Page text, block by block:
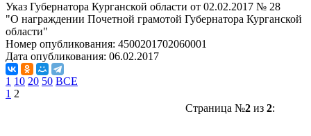
Указ Губернатора Курганской области от 02.02.2017 № 28
"О награждении Почетной грамотой Губернатора Курганской
области"
Номер опубликования: 4500201702060001
Дата опубликования: 06.02.2017
1 10 20 50 ВСЕ
1 2
Страница №2из 2: